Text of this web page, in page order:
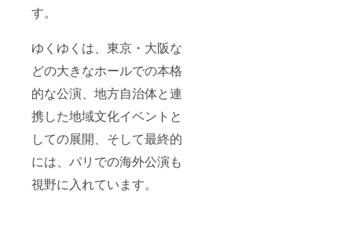
す。
ゆくゆくは、東京・大阪な
どの大きなホールでの本格
的な公演、地方自治体と連
携した地域文化イベントと
しての展開、そして最終的
には、パリでの海外公演も
視野に入れています。